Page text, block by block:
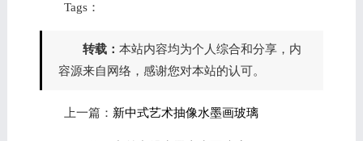
Tags：
转载： 本站内容均为个人综合和分享，内
容源来自网络，感谢您对本站的认可。
上一篇： 新中式艺术抽像水墨画玻璃